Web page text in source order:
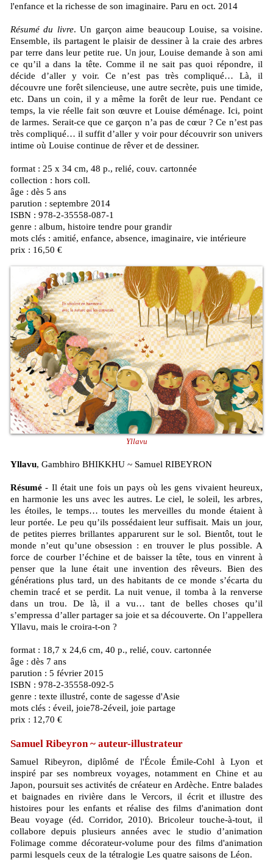
l'enfance et la richesse de son imaginaire. Paru en oct. 2014
Résumé du livre. Un garçon aime beaucoup Louise, sa voisine.
Ensemble, ils partagent le plaisir de dessiner à la craie des arbres
par terre dans leur petite rue. Un jour, Louise demande à son ami
ce qu’il a dans la tête. Comme il ne sait pas quoi répondre, il
décide d’aller y voir. Ce n’est pas très compliqué… Là, il
découvre une forêt silencieuse, une autre secrète, puis une timide,
etc. Dans un coin, il y a même la forêt de leur rue. Pendant ce
temps, la vie réelle fait son œuvre et Louise déménage. Ici, point
de larmes. Serait-ce que ce garçon n’a pas de cœur ? Ce n’est pas
très compliqué… il suffit d’aller y voir pour découvrir son univers
intime où Louise continue de rêver et de dessiner.
format : 25 x 34 cm, 48 p., relié, couv. cartonnée
collection : hors coll.
âge : dès 5 ans
parution : septembre 2014
ISBN : 978-2-35558-087-1
genre : album, histoire tendre pour grandir
mots clés : amitié, enfance, absence, imaginaire, vie intérieure
prix : 16,50 €
Yllavu
Yllavu, Gambhiro BHIKKHU ~ Samuel RIBEYRON
Résumé- Il était une fois un pays où les gens vivaient heureux,
en harmonie les uns avec les autres. Le ciel, le soleil, les arbres,
les étoiles, le temps… toutes les merveilles du monde étaient à
leur portée. Le peu qu’ils possédaient leur suffisait. Mais un jour,
de petites pierres brillantes apparurent sur le sol. Bientôt, tout le
monde n’eut qu’une obsession : en trouver le plus possible. A
force de courber l’échine et de baisser la tête, tous en vinrent à
penser que la lune était une invention des rêveurs. Bien des
générations plus tard, un des habitants de ce monde s’écarta du
chemin tracé et se perdit. La nuit venue, il tomba à la renverse
dans un trou. De là, il a vu… tant de belles choses qu’il
s’empressa d’aller partager sa joie et sa découverte. On l’appellera
Yllavu, mais le croira-t-on ?
format : 18,7 x 24,6 cm, 40 p., relié, couv. cartonnée
âge : dès 7 ans
parution : 5 février 2015
ISBN : 978-2-35558-092-5
genre : texte illustré, conte de sagesse d'Asie
mots clés : éveil, joie78-2éveil, joie partage
prix : 12,70 €
Samuel Ribeyron ~ auteur-illustrateur
Samuel Ribeyron, diplômé de l'École Émile-Cohl à Lyon et
inspiré par ses nombreux voyages, notamment en Chine et au
Japon, poursuit ses activités de créateur en Ardèche. Entre balades
et baignades en rivière dans le Vercors, il écrit et illustre des
histoires pour les enfants et réalise des films d'animation dont
Beau voyage (éd. Corridor, 2010). Bricoleur touche-à-tout, il
collabore depuis plusieurs années avec le studio d’animation
Folimage comme décorateur-volume pour des films d'animation
parmi lesquels ceux de la tétralogie Les quatre saisons de Léon.